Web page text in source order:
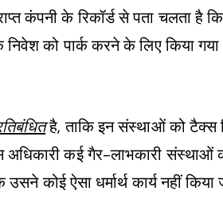
कंपनी के रिकॉर्ड से पता चलता है कि
को पार्क करने के लिए किया गया
है, ताकि इन संस्थाओं को टैक्स
कई गैर-लाभकारी संस्थाओं
कोई ऐसा धर्मार्थ कार्य नहीं किया